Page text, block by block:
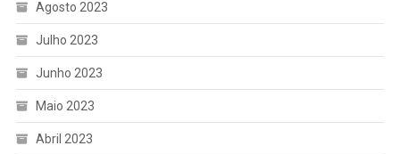
Agosto 2023
Julho 2023
Junho 2023
Maio 2023
Abril 2023